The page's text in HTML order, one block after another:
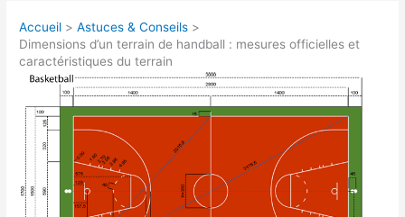
Accueil
Astuces & Conseils
Dimensions d’un terrain de handball : mesures officielles et
caractéristiques du terrain